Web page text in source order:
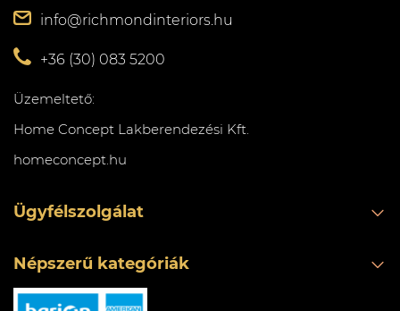
info@richmondinteriors.hu
+36 (30) 083 5200
Üzemeltető:
Home Concept Lakberendezési Kft.
homeconcept.hu
Ügyfélszolgálat
Népszerű kategóriák